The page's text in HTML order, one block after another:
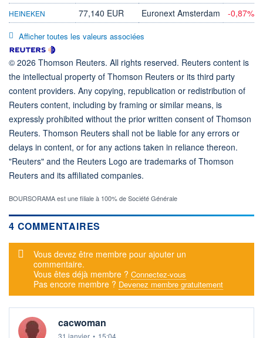
HEINEKEN 77,140 EUR Euronext Amsterdam -0,87%
Afficher toutes les valeurs associées
© 2026 Thomson Reuters. All rights reserved. Reuters content is
the intellectual property of Thomson Reuters or its third party
content providers. Any copying, republication or redistribution of
Reuters content, including by framing or similar means, is
expressly prohibited without the prior written consent of Thomson
Reuters. Thomson Reuters shall not be liable for any errors or
delays in content, or for any actions taken in reliance thereon.
"Reuters" and the Reuters Logo are trademarks of Thomson
Reuters and its affiliated companies.
BOURSORAMA est une filiale à 100% de Société Générale
4 COMMENTAIRES
Message d'alerte
Vous devez être membre pour ajouter un
commentaire.
Vous êtes déjà membre ? Connectez-vous
Pas encore membre ? Devenez membre gratuitement
cacwoman
31 janvier • 15:04